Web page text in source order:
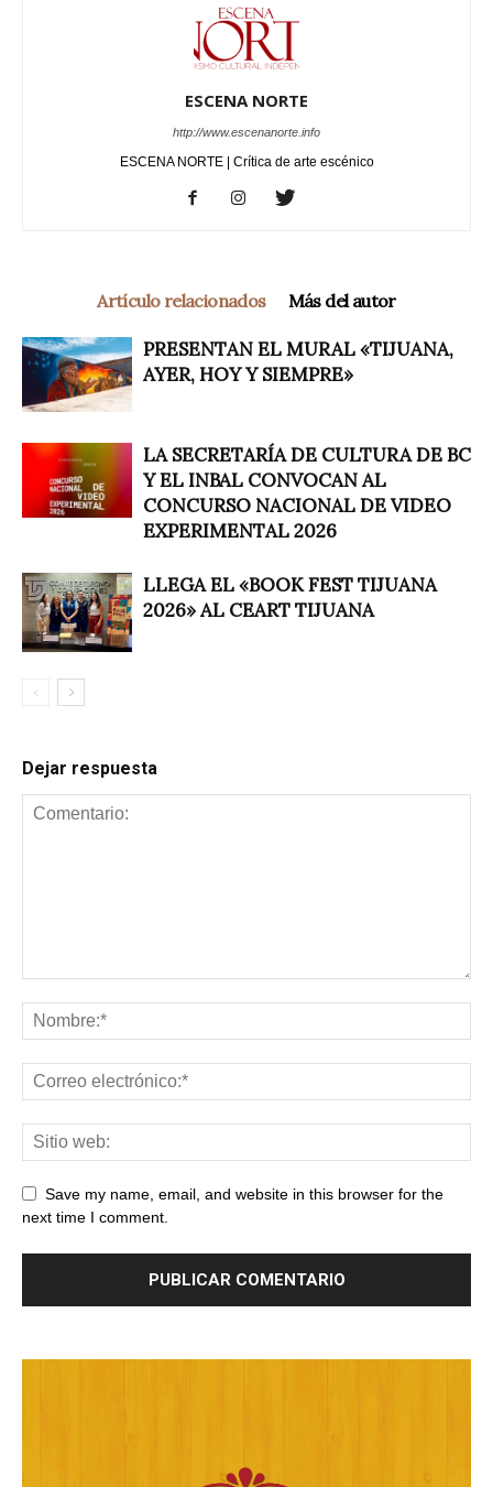
ESCENA NORTE
http://www.escenanorte.info
ESCENA NORTE | Crítica de arte escénico
Artículo relacionados Más del autor
PRESENTAN EL MURAL «TIJUANA,
AYER, HOY Y SIEMPRE»
LA SECRETARÍA DE CULTURA DE BC
Y EL INBAL CONVOCAN AL
CONCURSO NACIONAL DE VIDEO
EXPERIMENTAL 2026
LLEGA EL «BOOK FEST TIJUANA
2026» AL CEART TIJUANA
Dejar respuesta
Save my name, email, and website in this browser for the
next time I comment.